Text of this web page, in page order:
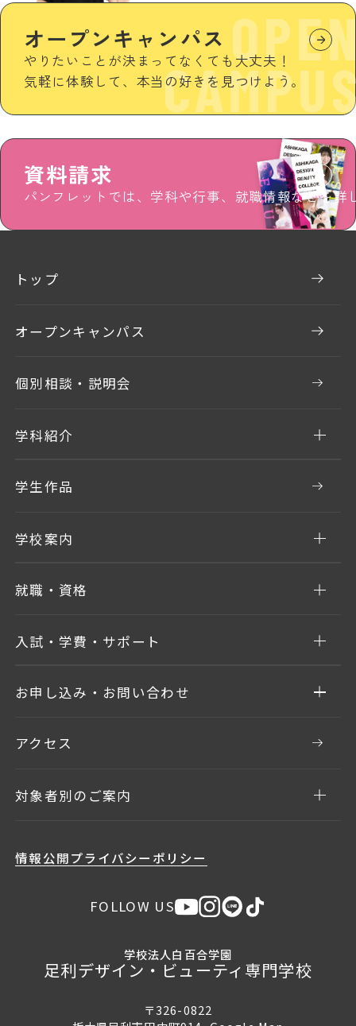
資料請求
パンフレットでは、学科や行事、就職情報などを詳
オープンキャンパス
やりたいことが決まってなくても大丈夫！
気軽に体験して、本当の好きを見つけよう。
トップ
オープンキャンパス
個別相談・説明会
学科紹介
学生作品
学校案内
就職・資格
入試・学費・サポート
お申し込み・お問い合わせ
アクセス
対象者別のご案内
情報公開プライバシーポリシー
FOLLOW US
学校法人白百合学園
足利デザイン・ビューティ専門学校
〒326-0822